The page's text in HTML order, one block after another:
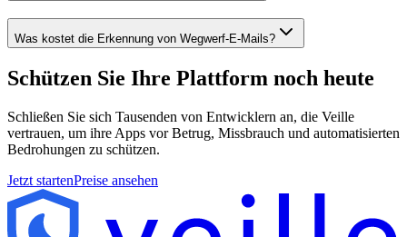
Was kostet die Erkennung von Wegwerf-E-Mails?
Schützen Sie Ihre Plattform noch heute
Schließen Sie sich Tausenden von Entwicklern an, die Veille
vertrauen, um ihre Apps vor Betrug, Missbrauch und automatisierten
Bedrohungen zu schützen.
Jetzt startenPreise ansehen